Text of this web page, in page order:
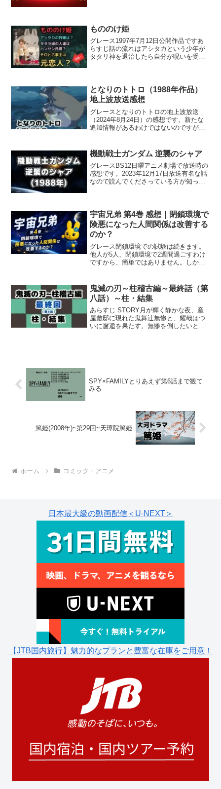
もののけ姫
グレース1997年7月12日公開作品ですあ
らすじ話の流れはアシタカという少年が
タタリ神を退治したら自分が呪いを受け
許嫁いいなずけ）*許...
となりのトトロ（1988年作品）
地上波放送感想
グレースとなりのトトロの地上波放送
（2024年8月24日）の感想です。新たな
追加情報があるわけではないのですが、
やトトロを観ての新発見を書いていきま
すのでどうぞお読みく...
機動戦士ガンダム 逆襲のシャア
グレースBS12日曜アニメ劇場で放送時の
感想です。2023年12月17日放送有名な話
なので読んでくださっている方が知って
す。小説化、ダ...
宇宙兄弟 第4巻 感想｜閉鎖環境で
険悪になった人間関係は改善する
のか？
グレース閉鎖環境での試験は続きます。
他人が5人、閉鎖環境で2週間過ごすわけ
ですから、簡単ではありません。しか
兄弟 ナビゲーション⬅ 第3巻 🐰 レ
ビュー一覧🚀 ...
鬼滅の刃～柱稽古編～最終話（第
八話）～柱・結集
あらすじ STORY月が輝く静かな夜、産
屋敷邸に現れた鬼舞辻󠄀無惨と、耀哉はつ
いに邂逅を果たす。無惨を倒したいとい
SPY×FAMILYとりあえず第6話まで観て
みる
篤姫(2008年)~第29回~天璋院篤姫
ホーム コミック・アニメ
日本最大級の動画配信＜U-NEXT＞
【JTB国内旅行】魅力的なプランと豊富な在庫をご用意！